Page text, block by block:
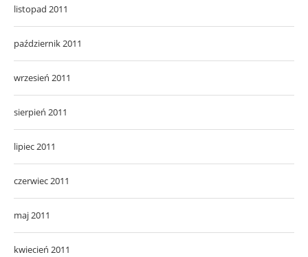
listopad 2011
październik 2011
wrzesień 2011
sierpień 2011
lipiec 2011
czerwiec 2011
maj 2011
kwiecień 2011